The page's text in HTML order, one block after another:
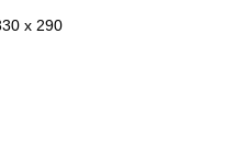
x 290